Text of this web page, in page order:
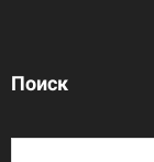
Поиск